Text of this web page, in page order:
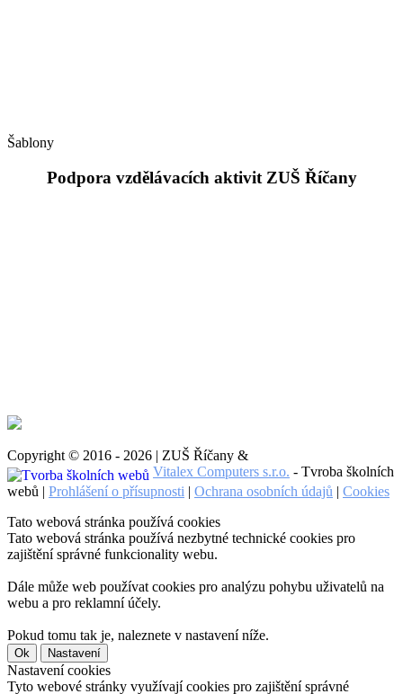
Šablony
Podpora vzdělávacích aktivit ZUŠ Říčany
Copyright © 2016 - 2026 | ZUŠ Říčany &
Vitalex Computers s.r.o. - Tvroba školních
webů | Prohlášení o přísupnosti | Ochrana osobních údajů | Cookies
Tato webová stránka používá cookies
Tato webová stránka používá nezbytné technické cookies pro
zajištění správné funkcionality webu.
Dále může web používat cookies pro analýzu pohybu uživatelů na
webu a pro reklamní účely.
Pokud tomu tak je, naleznete v nastavení níže.
Ok Nastavení
Nastavení cookies
Tyto webové stránky využívají cookies pro zajištění správné